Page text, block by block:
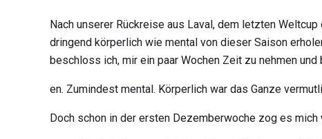
Nach unserer Rückreise aus Laval, dem letzten
dringend körperlich wie mental von dieser Saison
beschloss ich, mir ein paar Wochen Zeit zu nehmen
en. Zumindest mental. Körperlich war das Ganze
Doch schon in der ersten Dezemberwoche zog es